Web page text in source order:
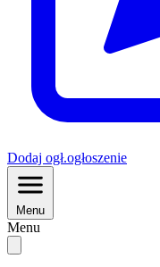
Dodaj ogł.ogłoszenie
Menu
Menu